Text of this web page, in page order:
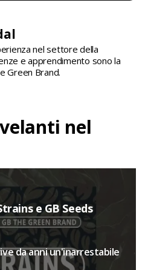
nel settore della
e apprendimento sono la
Green Brand.
nel
e GB Seeds
da anni un'inarrestabile